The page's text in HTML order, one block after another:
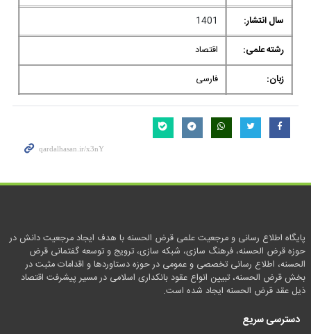
سال انتشار:
1401
رشته علمی:
اقتصاد
زبان:
فارسی
پایگاه اطلاع رسانی و مرجعیت علمی قرض الحسنه با هدف ایجاد مرجعیت دانش در
حوزه قرض الحسنه، فرهنگ سازی، شبکه سازی، ترویج و توسعه گفتمانی قرض
الحسنه، اطلاع رسانی تخصصی و عمومی در حوزه دستاوردها و اقدامات مثبت در
بخش قرض الحسنه، تبیین انواع عقود بانکداری اسلامی در مسیر پیشرفت اقتصاد
ذیل عقد قرض الحسنه ایجاد شده است.
دسترسی سریع